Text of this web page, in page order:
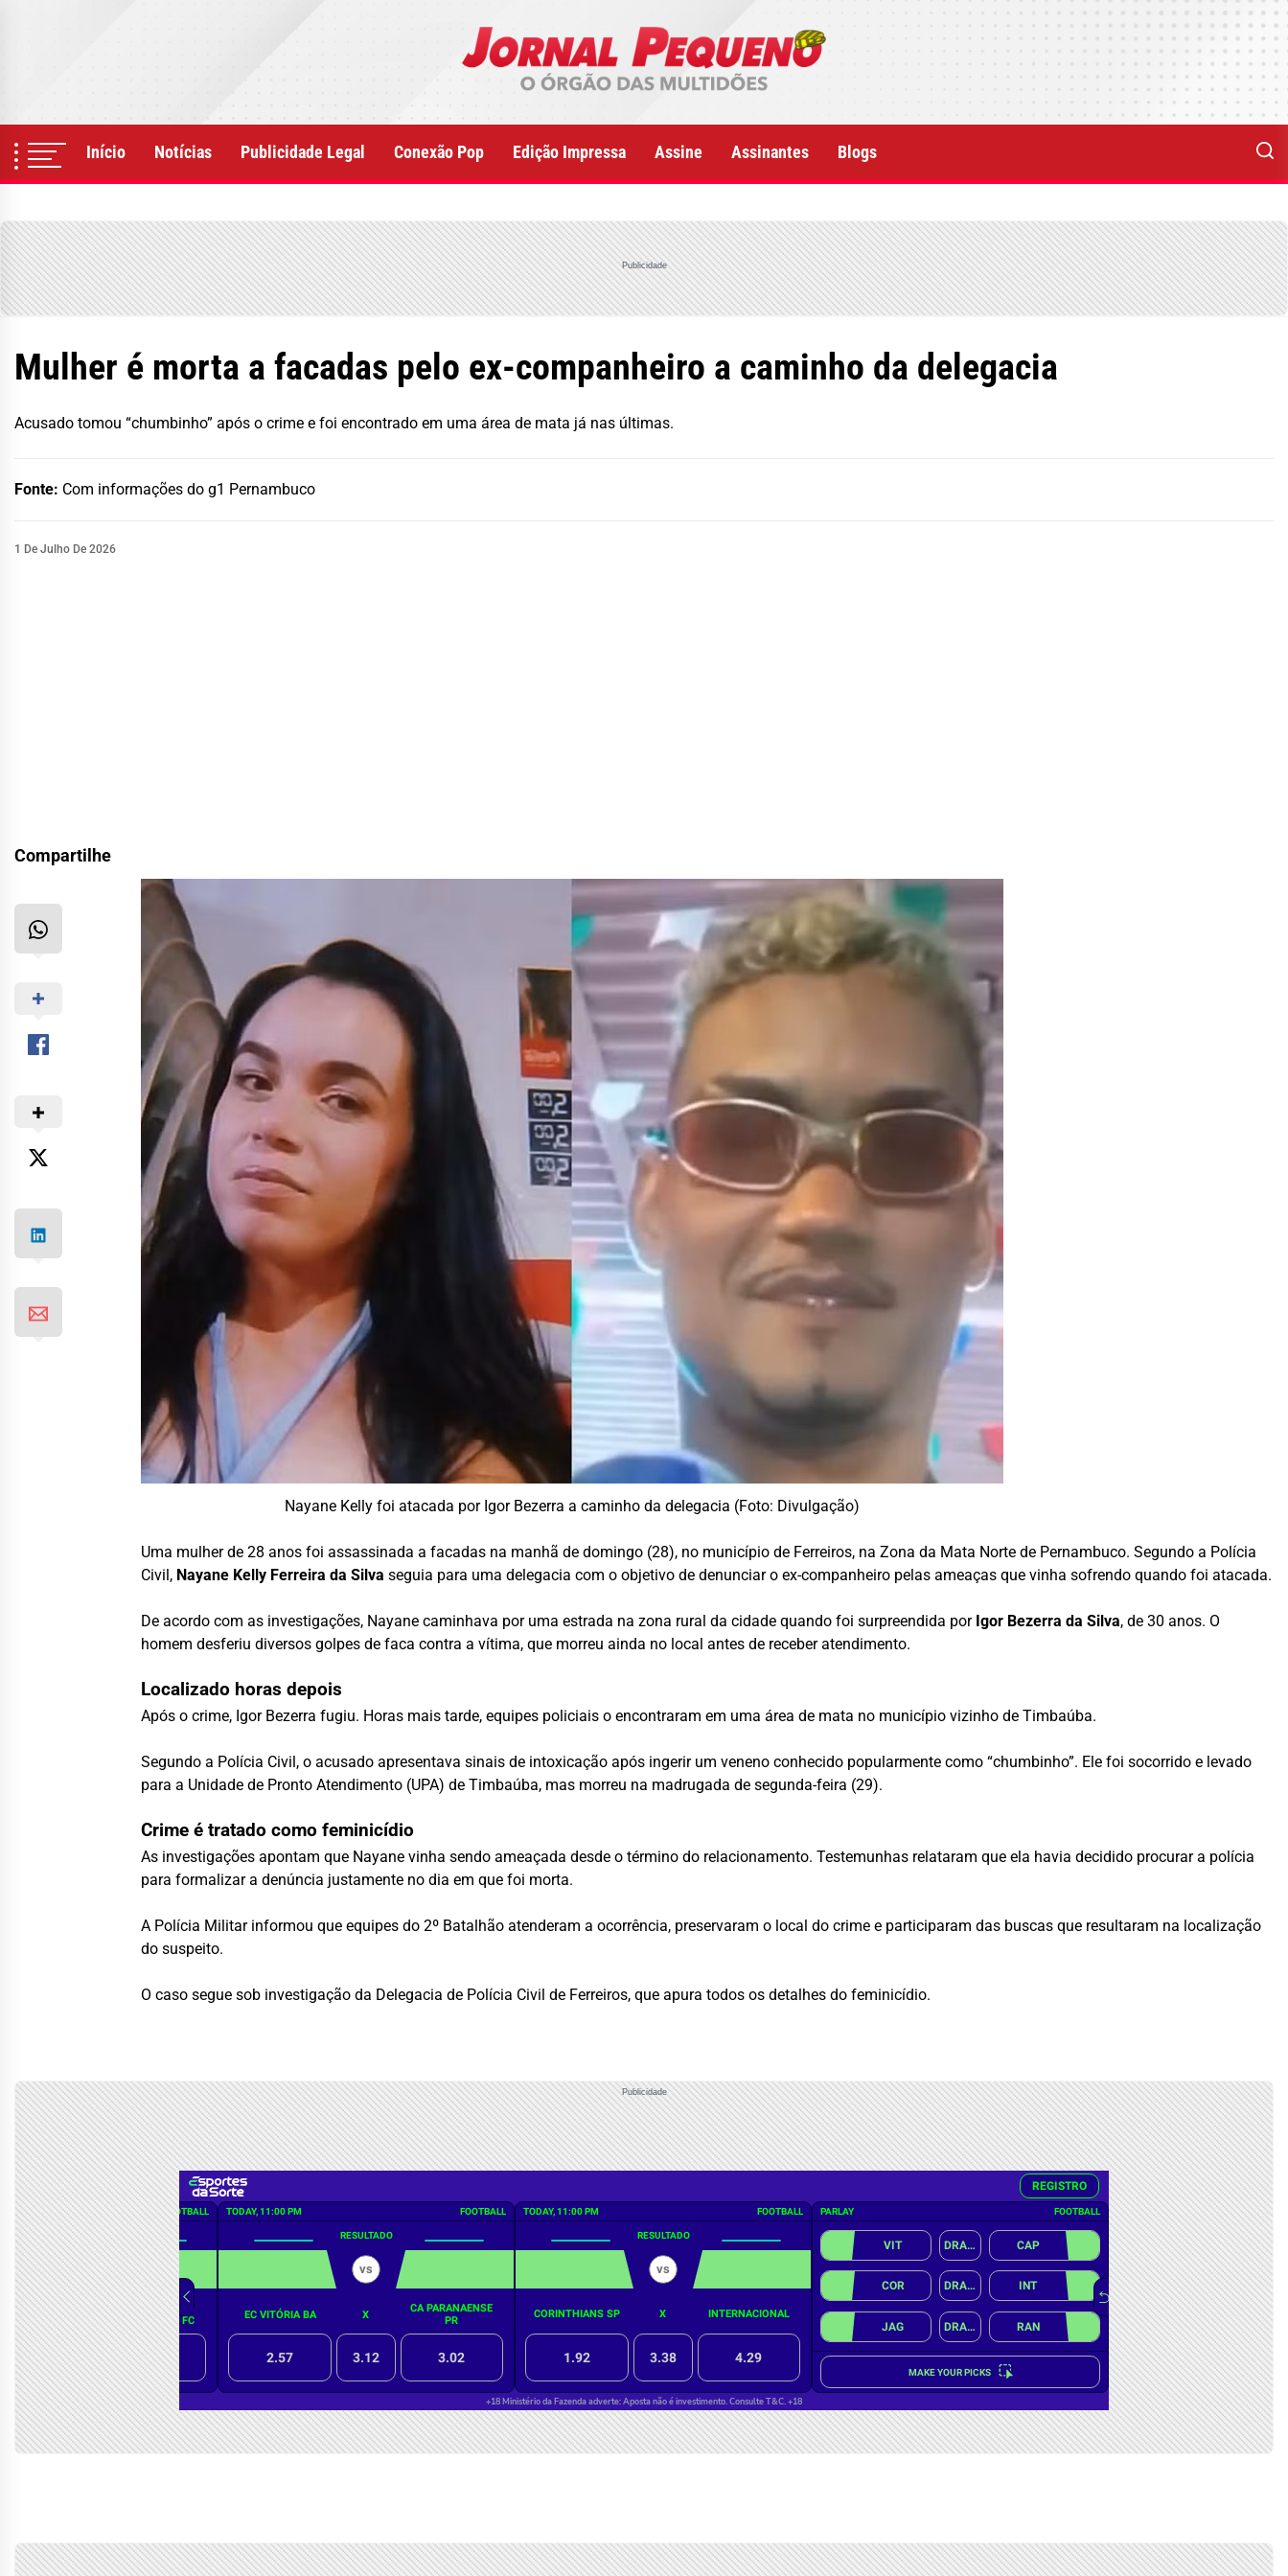
Início Notícias Publicidade Legal Conexão Pop Edição Impressa Assine Assinantes Blogs
Publicidade
Mulher é morta a facadas pelo ex-companheiro a caminho da delegacia
Acusado tomou “chumbinho” após o crime e foi encontrado em uma área de mata já nas últimas.
Fonte: Com informações do g1 Pernambuco
1 De Julho De 2026
Compartilhe
Nayane Kelly foi atacada por Igor Bezerra a caminho da delegacia (Foto: Divulgação)
Uma mulher de 28 anos foi assassinada a facadas na manhã de domingo (28), no município de Ferreiros, na Zona da Mata Norte de Pernambuco. Segundo a Polícia
Civil, Nayane Kelly Ferreira da Silva seguia para uma delegacia com o objetivo de denunciar o ex-companheiro pelas ameaças que vinha sofrendo quando foi atacada.
De acordo com as investigações, Nayane caminhava por uma estrada na zona rural da cidade quando foi surpreendida por Igor Bezerra da Silva, de 30 anos. O
homem desferiu diversos golpes de faca contra a vítima, que morreu ainda no local antes de receber atendimento.
Localizado horas depois
Após o crime, Igor Bezerra fugiu. Horas mais tarde, equipes policiais o encontraram em uma área de mata no município vizinho de Timbaúba.
Segundo a Polícia Civil, o acusado apresentava sinais de intoxicação após ingerir um veneno conhecido popularmente como “chumbinho”. Ele foi socorrido e levado
para a Unidade de Pronto Atendimento (UPA) de Timbaúba, mas morreu na madrugada de segunda-feira (29).
Crime é tratado como feminicídio
As investigações apontam que Nayane vinha sendo ameaçada desde o término do relacionamento. Testemunhas relataram que ela havia decidido procurar a polícia
para formalizar a denúncia justamente no dia em que foi morta.
A Polícia Militar informou que equipes do 2º Batalhão atenderam a ocorrência, preservaram o local do crime e participaram das buscas que resultaram na localização
do suspeito.
O caso segue sob investigação da Delegacia de Polícia Civil de Ferreiros, que apura todos os detalhes do feminicídio.
Publicidade